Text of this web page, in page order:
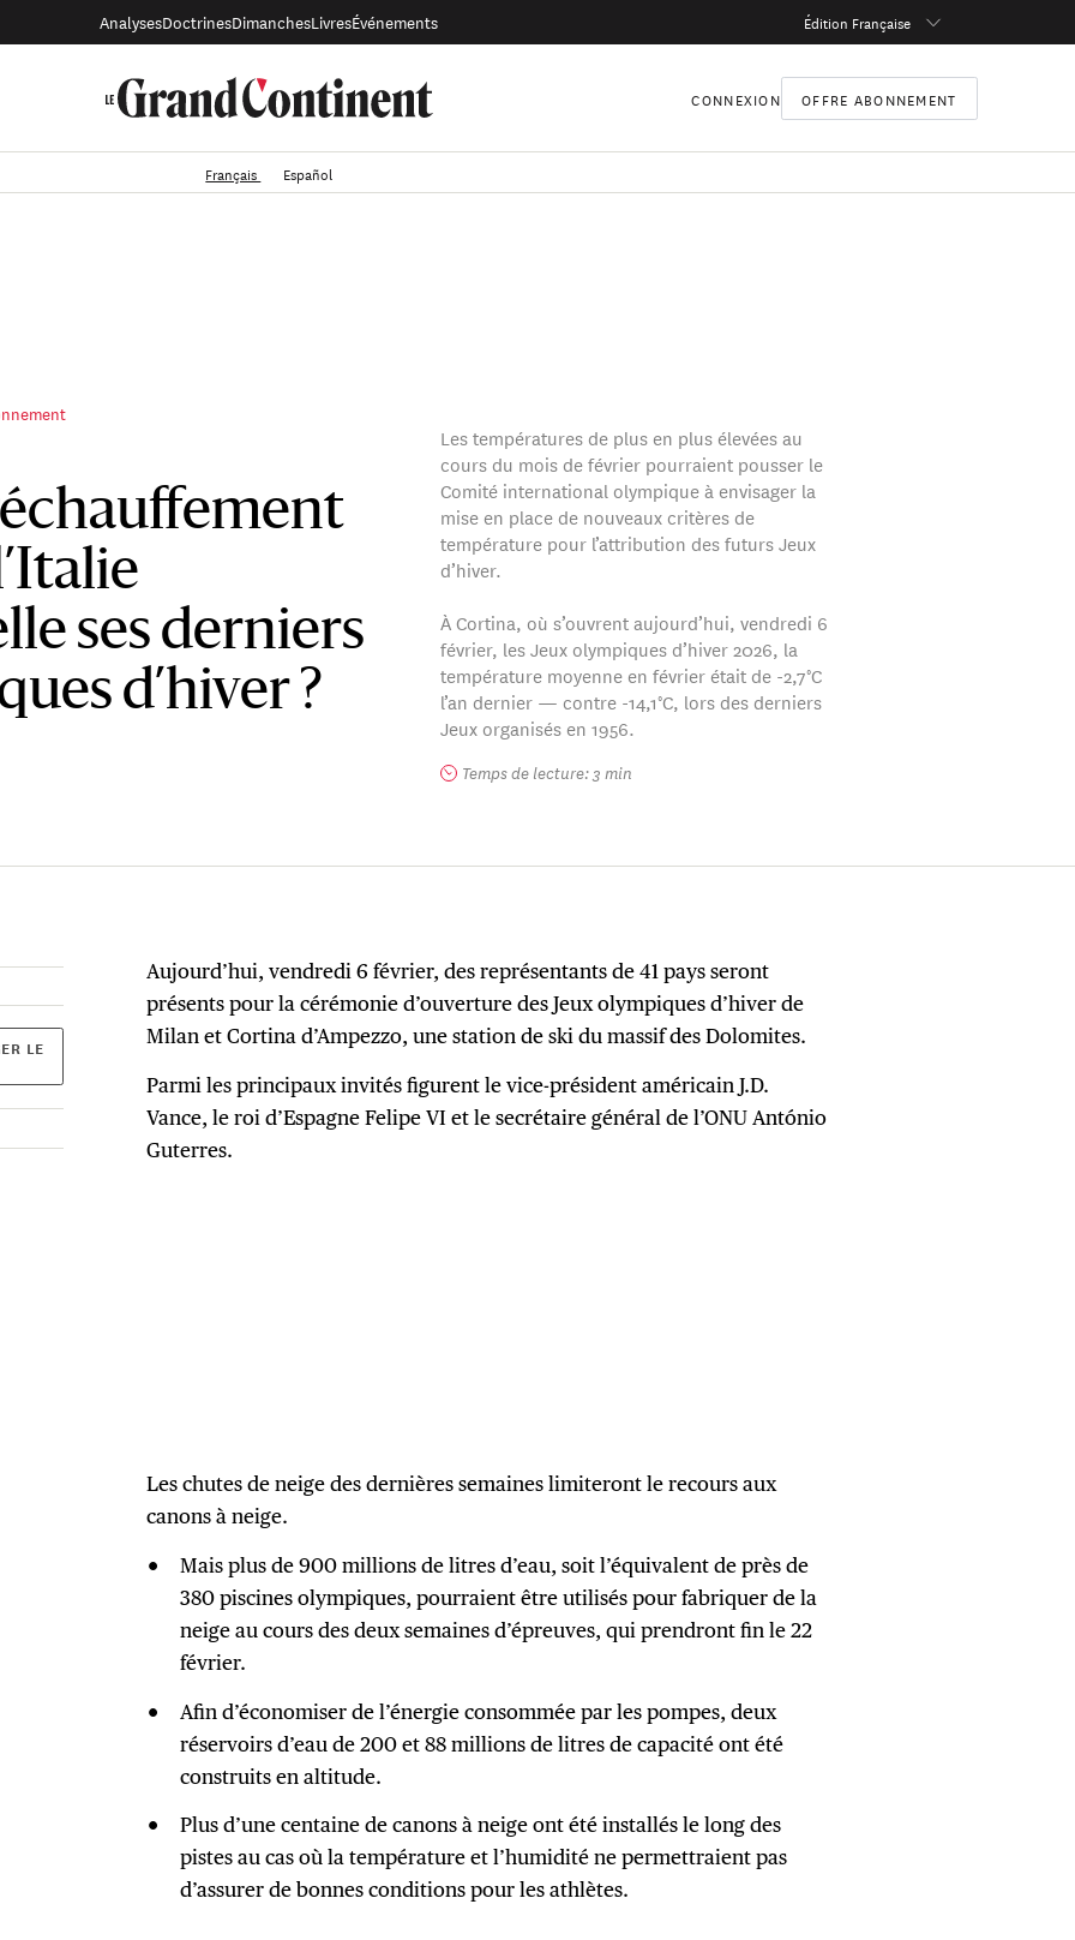
AnalysesDoctrinesDimanchesLivresÉvénements Édition Française
CONNEXION OFFRE ABONNEMENT
Français Español
ses derniers
d’hiver ?
Les températures de plus en plus élevées au
cours du mois de février pourraient pousser le
Comité international olympique à envisager la
mise en place de nouveaux critères de
température pour l’attribution des futurs Jeux
d’hiver.
À Cortina, où s’ouvrent aujourd’hui, vendredi 6
février, les Jeux olympiques d’hiver 2026, la
température moyenne en février était de -2,7°C
l’an dernier — contre -14,1°C, lors des derniers
Jeux organisés en 1956.
Temps de lecture: 3 min
LE
Aujourd’hui, vendredi 6 février, des représentants de 41 pays seront
présents pour la cérémonie d’ouverture des Jeux olympiques d’hiver de
Milan et Cortina d’Ampezzo, une station de ski du massif des Dolomites.
Parmi les principaux invités figurent le vice-président américain J.D.
Vance, le roi d’Espagne Felipe VI et le secrétaire général de l’ONU ⁣António
Guterres.
Les chutes de neige des dernières semaines limiteront le recours aux
canons à neige.
Mais plus de 900 millions de litres d’eau, soit l’équivalent de près de
380 piscines olympiques, pourraient être utilisés pour fabriquer de la
neige au cours des deux semaines d’épreuves, qui prendront fin le 22
février.
Afin d’économiser de l’énergie consommée par les pompes, deux
réservoirs d’eau de 200 et 88 millions de litres de capacité ont été
construits en altitude.
Plus d’une centaine de canons à neige ont été installés le long des
pistes au cas où la température et l’humidité ne permettraient pas
d’assurer de bonnes conditions pour les athlètes.